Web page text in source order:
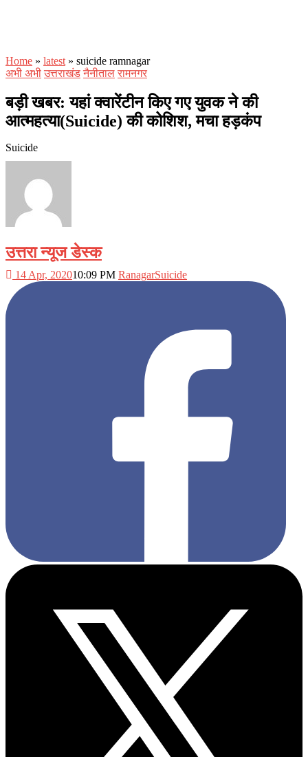
Home » latest » suicide ramnagar
अभी अभी उत्तराखंड नैनीताल रामनगर
बड़ी खबर: यहां क्वारेंटीन किए गए युवक ने की
आत्महत्या(Suicide) की कोशिश, मचा हड़कंप
Suicide
उत्तरा न्यूज डेस्क
14 Apr, 202010:09 PM RanagarSuicide